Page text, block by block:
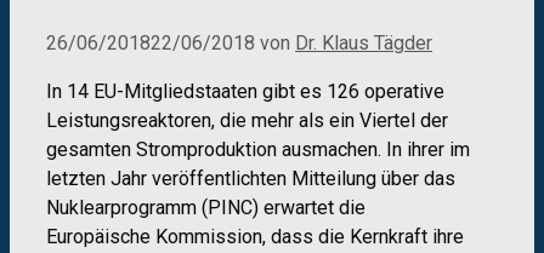
26/06/201822/06/2018 von Dr. Klaus Tägder
In 14 EU-Mitgliedstaaten gibt es 126 operative
Leistungsreaktoren, die mehr als ein Viertel der
gesamten Stromproduktion ausmachen. In ihrer im
letzten Jahr veröffentlichten Mitteilung über das
Nuklearprogramm (PINC) erwartet die
Europäische Kommission, dass die Kernkraft ihre